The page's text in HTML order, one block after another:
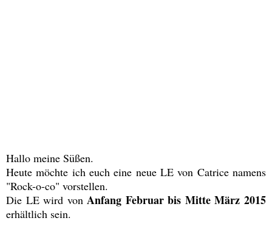
Hallo meine Süßen.
Heute möchte ich euch eine neue LE von Catrice namens
"Rock-o-co" vorstellen.
Die LE wird vonAnfang Februar bis Mitte März 2015
erhältlich sein.